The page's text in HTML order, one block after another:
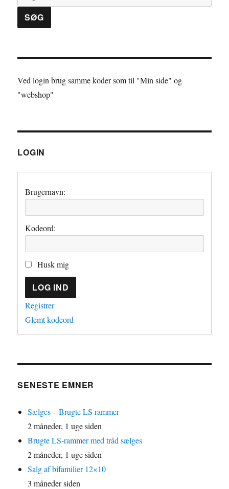
Ved login brug samme koder som til "Min side" og
"webshop"
LOGIN
Brugernavn:
Kodeord:
Husk mig
LOG IND
Registrer
Glemt kodeord
SENESTE EMNER
Sælges – Brugte LS rammer
2 måneder, 1 uge siden
Brugte LS-rammer med tråd sælges
2 måneder, 1 uge siden
Salg af bifamilier 12×10
3 måneder siden